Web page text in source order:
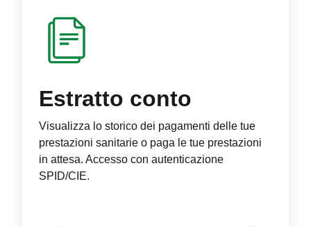
Estratto conto
Visualizza lo storico dei pagamenti delle tue
prestazioni sanitarie o paga le tue prestazioni
in attesa. Accesso con autenticazione
SPID/CIE.